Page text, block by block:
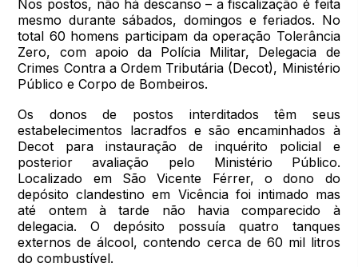
Nos postos, não há descanso – a fiscalização é feita
mesmo durante sábados, domingos e feriados. No
total 60 homens participam da operação Tolerância
Zero, com apoio da Polícia Militar, Delegacia de
Crimes Contra a Ordem Tributária (Decot), Ministério
Público e Corpo de Bombeiros.
Os donos de postos interditados têm seus
estabelecimentos lacradfos e são encaminhados à
Decot para instauração de inquérito policial e
posterior avaliação pelo Ministério Público.
Localizado em São Vicente Férrer, o dono do
depósito clandestino em Vicência foi intimado mas
até ontem à tarde não havia comparecido à
delegacia. O depósito possuía quatro tanques
externos de álcool, contendo cerca de 60 mil litros
do combustível.